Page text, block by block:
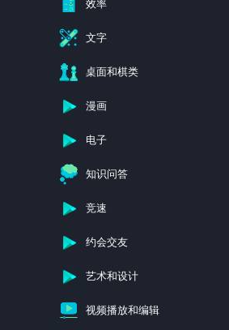
效率
文字
桌面和棋类
漫画
电子
知识问答
竞速
约会交友
艺术和设计
视频播放和编辑